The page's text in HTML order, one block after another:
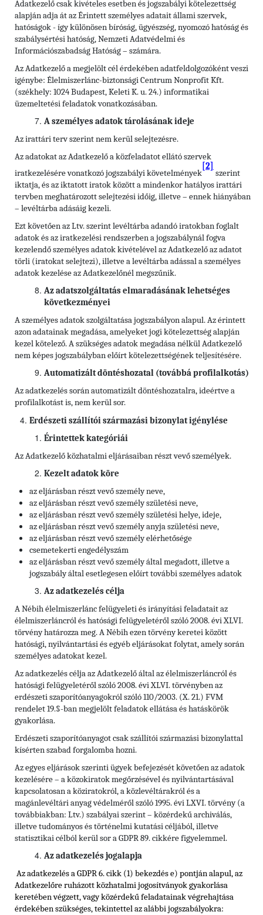
Adatkezelő csak kivételes esetben és jogszabályi kötelezettség
alapján adja át az Érintett személyes adatait állami szervek,
hatóságok - így különösen bíróság, ügyészség, nyomozó hatóság és
szabálysértési hatóság, Nemzeti Adatvédelmi és
Információszabadság Hatóság – számára.
Az Adatkezelő a megjelölt cél érdekében adatfeldolgozóként veszi
igénybe: Élelmiszerlánc-biztonsági Centrum Nonprofit Kft.
(székhely: 1024 Budapest, Keleti K. u. 24.) informatikai
üzemeltetési feladatok vonatkozásában.
A személyes adatok tárolásának ideje
Az irattári terv szerint nem kerül selejtezésre.
Az adatokat az Adatkezelő a közfeladatot ellátó szervek
iratkezelésére vonatkozó jogszabályi követelmények
[2]
szerint
iktatja, és az iktatott iratok között a mindenkor hatályos irattári
tervben meghatározott selejtezési időig, illetve – ennek hiányában
– levéltárba adásáig kezeli.
Ezt követően az Ltv. szerint levéltárba adandó iratokban foglalt
adatok és az iratkezelési rendszerben a jogszabálynál fogva
kezelendő személyes adatok kivételével az Adatkezelő az adatot
törli (iratokat selejtezi), illetve a levéltárba adással a személyes
adatok kezelése az Adatkezelőnél megszűnik.
Az adatszolgáltatás elmaradásának lehetséges
következményei
A személyes adatok szolgáltatása jogszabályon alapul. Az érintett
azon adatainak megadása, amelyeket jogi kötelezettség alapján
kezel kötelező. A szükséges adatok megadása nélkül Adatkezelő
nem képes jogszabályban előírt kötelezettségének teljesítésére.
Automatizált döntéshozatal (továbbá profilalkotás)
Az adatkezelés során automatizált döntéshozatalra, ideértve a
profilalkotást is, nem kerül sor.
Erdészeti szállítói származási bizonylat igénylése
Érintettek kategóriái
Az Adatkezelő közhatalmi eljárásaiban részt vevő személyek.
Kezelt adatok köre
az eljárásban részt vevő személy neve,
az eljárásban részt vevő személy születési neve,
az eljárásban részt vevő személy születési helye, ideje,
az eljárásban részt vevő személy anyja születési neve,
az eljárásban részt vevő személy elérhetősége
csemetekerti engedélyszám
az eljárásban részt vevő személy által megadott, illetve a
jogszabály által esetlegesen előírt további személyes adatok
Az adatkezelés célja
A Nébih élelmiszerlánc felügyeleti és irányítási feladatait az
élelmiszerláncról és hatósági felügyeletéről szóló 2008. évi XLVI.
törvény határozza meg. A Nébih ezen törvény keretei között
hatósági, nyilvántartási és egyéb eljárásokat folytat, amely során
személyes adatokat kezel.
Az adatkezelés célja az Adatkezelő által az élelmiszerláncról és
hatósági felügyeletéről szóló 2008. évi XLVI. törvényben az
erdészeti szaporítóanyagokról szóló 110/2003. (X. 21.) FVM
rendelet 19.§-ban megjelölt feladatok ellátása és hatáskörök
gyakorlása.
Erdészeti szaporítóanyagot csak szállítói származási bizonylattal
kísérten szabad forgalomba hozni.
Az egyes eljárások szerinti ügyek befejezését követően az adatok
kezelésére – a közokiratok megőrzésével és nyilvántartásával
kapcsolatosan a köziratokról, a közlevéltárakról és a
magánlevéltári anyag védelméről szóló 1995. évi LXVI. törvény (a
továbbiakban: Ltv.) szabályai szerint – közérdekű archiválás,
illetve tudományos és történelmi kutatási céljából, illetve
statisztikai célból kerül sor a GDPR 89. cikkére figyelemmel.
Az adatkezelés jogalapja
Az adatkezelés a GDPR 6. cikk (1) bekezdés e) pontján alapul, az
Adatkezelőre ruházott közhatalmi jogosítványok gyakorlása
keretében végzett, vagy közérdekű feladatainak végrehajtása
érdekében szükséges, tekintettelaz alábbi jogszabályokra: